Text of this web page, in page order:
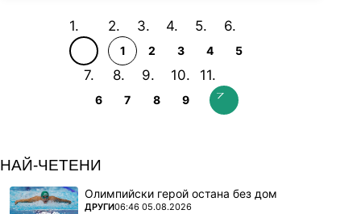
1 2 3 4 5
6 7 8 9
НАЙ-ЧЕТЕНИ
Олимпийски герой остана без дом
ПОВЕЧЕ ОТ
ДРУГИ06:46 05.08.2026